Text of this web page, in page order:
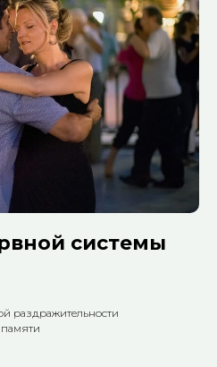
системы
раздражительности